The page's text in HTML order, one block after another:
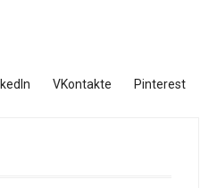
VKontakte
Pinterest